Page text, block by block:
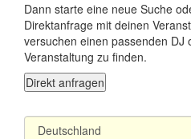
Dann starte eine neue Suche
Direktanfrage mit deinen
versuchen einen passenden
Veranstaltung zu finden.
Direkt anfragen